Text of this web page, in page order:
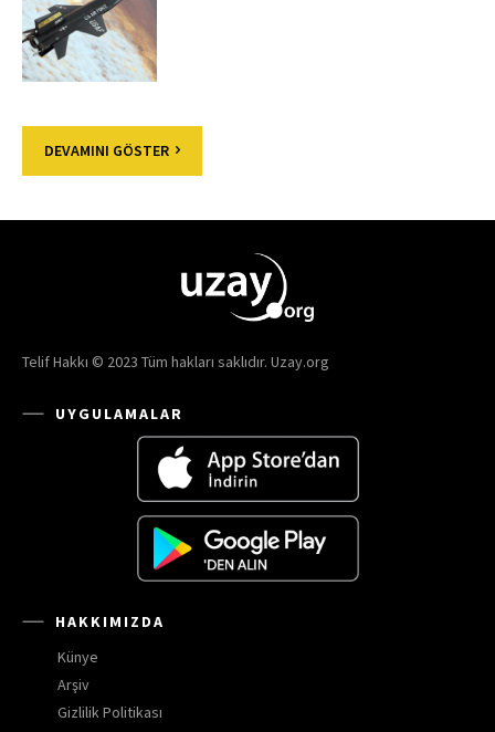
DEVAMINI GÖSTER
Telif Hakkı © 2023 Tüm hakları saklıdır. Uzay.org
UYGULAMALAR
HAKKIMIZDA
Künye
Arşiv
Gizlilik Politikası